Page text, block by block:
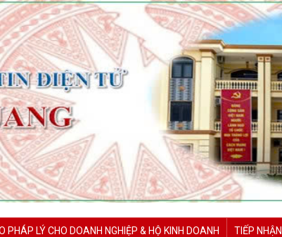
PHÁP LÝ CHO DOANH NGHIỆP & HỘ KINH DOANH TIẾP